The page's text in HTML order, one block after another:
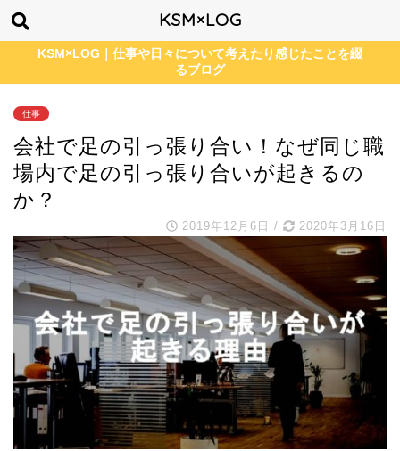
KSM×LOG
KSM×LOG｜仕事や日々について考えたり感じたことを綴
るブログ
仕事
会社で足の引っ張り合い！なぜ同じ職
場内で足の引っ張り合いが起きるの
か？
2019年12月6日 / 2020年3月16日